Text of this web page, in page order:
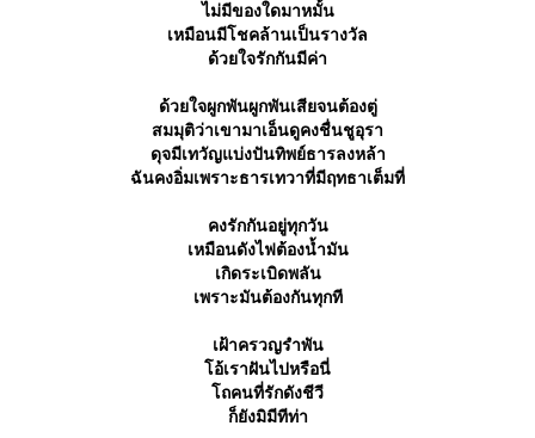
ไม่มีของใดมาหมั้น
เหมือนมีโชคล้านเป็นรางวัล
ด้วยใจรักกันมีค่า
ด้วยใจผูกพันผูกพันเสียจนต้องตู่
สมมุติว่าเขามาเอ็นดูคงชื่นชูอุรา
ดุจมีเทวัญแบ่งปันทิพย์ธารลงหล้า
ฉันคงอิ่มเพราะธารเทวาที่มีฤทธาเต็มที่
คงรักกันอยู่ทุกวัน
เหมือนดังไฟต้องน้ำมัน
เกิดระเบิดพลัน
เพราะมันต้องกันทุกที
เฝ้าครวญรำพัน
อ้เราฝันไปหรือนี่
ถคนที่รักดังชีวี
ก็ยังมิมีทีท่า